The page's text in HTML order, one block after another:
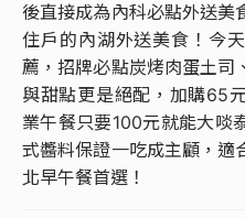
後直接成為內科必點外送美
住戶的內湖外送美食！今
薦，招牌必點炭烤肉蛋土司
與甜點更是絕配，加購65
業午餐只要100元就能大啖
式醬料保證一吃成主顧，適
北早午餐首選！